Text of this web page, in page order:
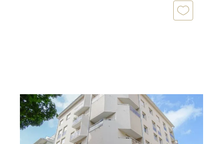
LYON 69003
112,63 m2, 5 pièces
Ref : 134588